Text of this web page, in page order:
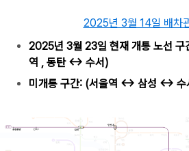
2025년 3월 14일 배차
2025년 3월 23일 현재 개통 노선 구
역 , 동탄 ↔ 수서)
미개통 구간: (서울역 ↔ 삼성 ↔ 수